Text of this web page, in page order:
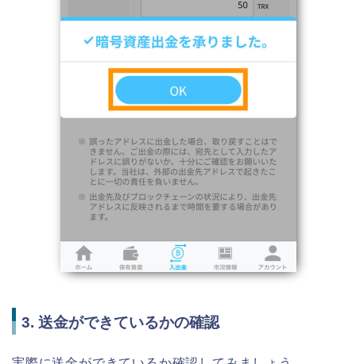
3. 送金ができているかの確認